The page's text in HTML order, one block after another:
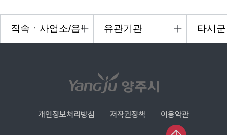
개인정보처리방침 저작권정책 이용약관